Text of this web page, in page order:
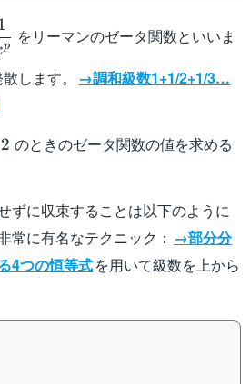
p をリーマンのゼータ関数といいま
します。
→調和級数1+1/2+1/3…
2 のときのゼータ関数の値を求める
ずに収束することは以下のように
常に有名なテクニック： →部分分
4つの恒等式を用いて級数を上から